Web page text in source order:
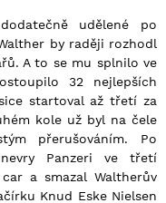
udělené po
by raději rozhodl
A to se mu splnilo ve
32 nejlepších
startoval až třetí za
kole už byl na čele
přerušováním. Po
Panzeri ve třetí
a smazal Waltherův
Knud Eske Nielsen